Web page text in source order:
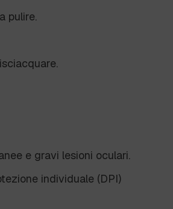
pulire.
e gravi lesioni oculari.
individuale (DPI)